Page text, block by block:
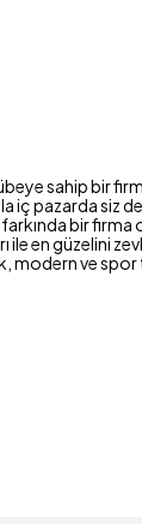
sahip bir
iç pazarda siz
bir firma
en güzelini
ve spor